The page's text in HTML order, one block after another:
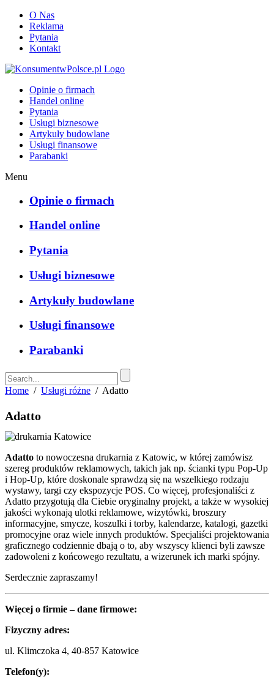
O Nas
Reklama
Pytania
Kontakt
Opinie o firmach
Handel online
Pytania
Usługi biznesowe
Artykuły budowlane
Usługi finansowe
Parabanki
Menu
Opinie o firmach
Handel online
Pytania
Usługi biznesowe
Artykuły budowlane
Usługi finansowe
Parabanki
Home / Usługi różne / Adatto
Adatto
Adatto to nowoczesna drukarnia z Katowic, w której zamówisz
szereg produktów reklamowych, takich jak np. ścianki typu Pop-Up
i Hop-Up, które doskonale sprawdzą się na wszelkiego rodzaju
wystawy, targi czy ekspozycje POS. Co więcej, profesjonaliści z
Adatto przygotują dla Ciebie oryginalny projekt, a także w wysokiej
jakości wykonają ulotki reklamowe, wizytówki, broszury
informacyjne, smycze, koszulki i torby, kalendarze, katalogi, gazetki
promocyjne oraz wiele innych produktów. Specjaliści projektowania
graficznego codziennie dbają o to, aby wszyscy klienci byli zawsze
zadowoleni z końcowego rezultatu, a wizerunek ich marki spójny.
Serdecznie zapraszamy!
Więcej o firmie – dane firmowe:
Fizyczny adres:
ul. Klimczoka 4, 40-857 Katowice
Telefon(y):